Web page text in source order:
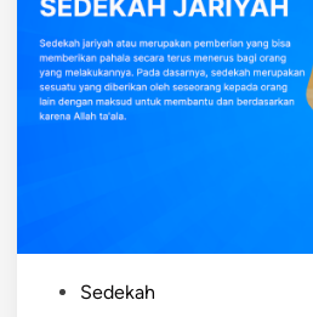
Sedekah